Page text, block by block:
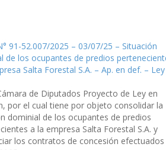
91-52.007/2025 – 03/07/25 – Situación
de los ocupantes de predios
Salta Forestal S.A. – Ap. en def. – Ley
de Diputados Proyecto de Ley en
por el cual tiene por objeto consolidar la
dominial de los ocupantes de predios
a la empresa Salta Forestal S.A. y
los contratos de concesión efectuados